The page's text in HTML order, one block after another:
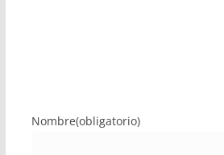
Nombre(obligatorio)